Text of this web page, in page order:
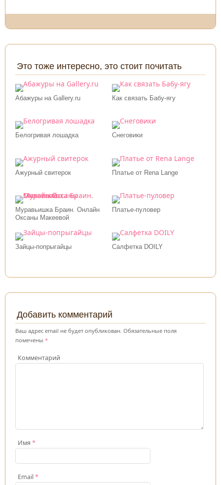
Это тоже интересно, это стоит почитать
Абажуры на Gallery.ru Как связать Бабу-ягу
Белогривая лошадка Снеговики
Ажурный свитерок Платье от Rena Lange
Муравьишка Браин. Онлайн
Оксаны Макеевой
Платье-пуловер
Зайцы-попрыгайцы Салфетка DOILY
Добавить комментарий
Ваш адрес email не будет опубликован. Обязательные поля
помечены *
Комментарий
Имя *
Email*